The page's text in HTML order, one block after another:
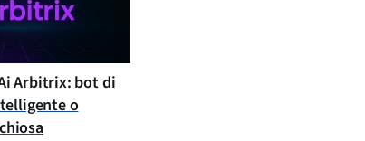
Arbitrix: bot di
o